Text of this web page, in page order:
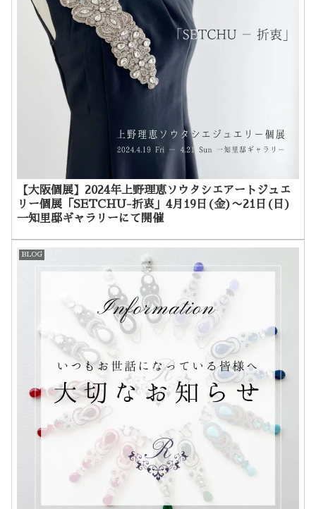
【大阪個展】2024年上野理恵ソウタシエアートジュエ
リー個展「SETCHU-折衷」4月19日(金)〜21日(日)
一知里邸ギャラリーにて開催
BLOG